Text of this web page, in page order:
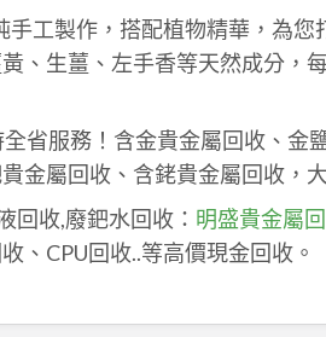
手工製作，搭配植物精華，為
、生薑、左手香等天然成分，
省服務！含金貴金屬回收、金
金屬回收、含銠貴金屬回收，
回收,廢鈀水回收： 明盛貴金屬
、CPU回收..等高價現金回收。